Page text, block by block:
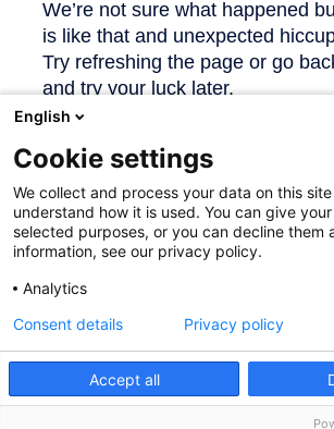
Cookie-instellingen
Disclaimer
Cookies
Toegankelijkheid
Universiteit Gent
English
Cookie settings
We collect and process your data on this
understand how it is used. You can give
selected purposes, or you can decline them
information, see our privacy policy.
Analytics
Accept all
Consent details Privacy policy